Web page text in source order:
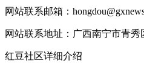
网站联系邮箱：
网站联系地址：广西南宁市青
红豆社区详细介绍